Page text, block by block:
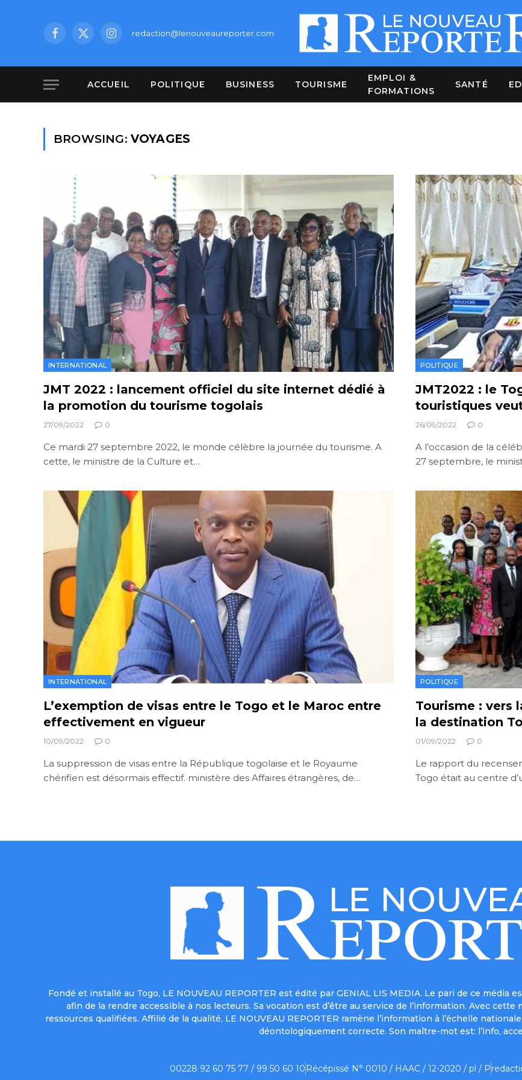
Facebook
X
Instagramredaction@lenouveaureporter.com
ACCUEIL POLITIQUE BUSINESS TOURISME
EMPLOI &
FORMATIONS
SANTÉ
BROWSING: VOYAGES
INTERNATIONAL
JMT 2022 : lancement officiel du site internet dédié à
la promotion du tourisme togolais
27/09/2022 0
Ce mardi 27 septembre 2022, le monde célèbre la journée du tourisme. A
cette, le ministre de la Culture et…
POLITIQUE
JMT2022 : le
touristiques
26/09/2022 0
A l’occasion de la
27 septembre, le
INTERNATIONAL
L’exemption de visas entre le Togo et le Maroc entre
effectivement en vigueur
10/09/2022 0
La suppression de visas entre la République togolaise et le Royaume
chérifien est désormais effectif. ministère des Affaires étrangères, de…
POLITIQUE
Tourisme : vers
la destination
01/09/2022 0
Le rapport du
Togo était au centre
Fondé et installé au Togo, LE NOUVEAU REPORTER est édité par GENIAL LIS MEDIA. Le pari de ce média
afin de la rendre accessible à nos lecteurs. Sa vocation est d’être au service de l’information. Avec cette
ressources qualifiées. Affilié de la qualité, LE NOUVEAU REPORTER ramène l’information à l’échelle
déontologiquement correcte. Son maître-mot est: l’info,
00228 92 60 75 77 / 99 50 60 10 Récépissé N° 0010 / HAAC / 12-2020 / pl / P